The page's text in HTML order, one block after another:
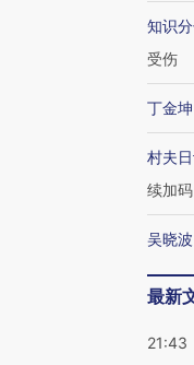
知识
受伤
丁金坤
村夫
续加码
吴晓波
最新
21:43